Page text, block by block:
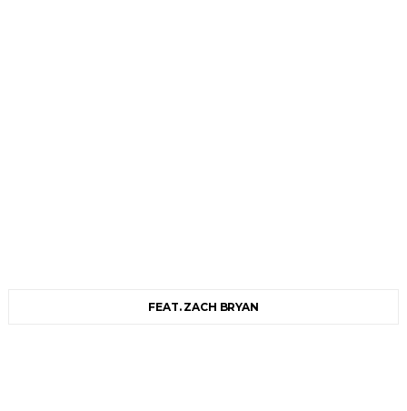
FEAT. ZACH BRYAN